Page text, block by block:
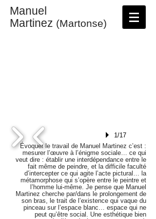
Manuel
Martinez (Martonse)
1/17
Évoquer le travail de Manuel Martinez c’est :
mesurer l’œuvre à l’énigme sociale… ce qui
veut dire : établir une interdépendance entre le
fait même de peindre, et la difficile faculté
d’intercepter ce qui agite l’acte pictural… la
métamorphose qui s’opère entre le peintre et
l’homme lui-même. Je pense que Manuel
Martinez cherche par/dans le prolongement de
son bras, le trait de l’existence qui vaque du
pinceau sur l’espace blanc… espace qui ne
peut qu’être social. Une esthétique bien